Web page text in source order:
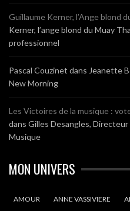
Guillaume Kerner, l’Ange blond
Kerner, l’ange blond du Muay
professionnel
Pascal Couzinet dans Jeanette
New Morning
Les Victoires de la musique :
dans Gilles Desangles,
Musique
MON UNIVERS
AMOUR ANNE VASSIVIERE